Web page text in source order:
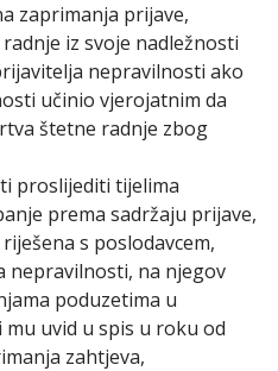
zaprimanja prijave,
iz svoje nadležnosti
nepravilnosti ako
učinio vjerojatnim da
štetne radnje zbog
proslijediti tijelima
prema sadržaju prijave,
s poslodavcem,
nepravilnosti, na njegov
poduzetima u
uvid u spis u roku od
zahtjeva,